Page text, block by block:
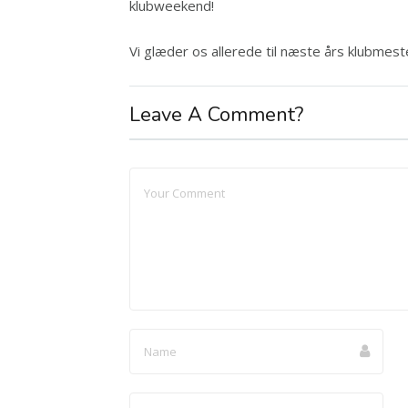
klubweekend!
Vi glæder os allerede til næste års
Leave A Comment?